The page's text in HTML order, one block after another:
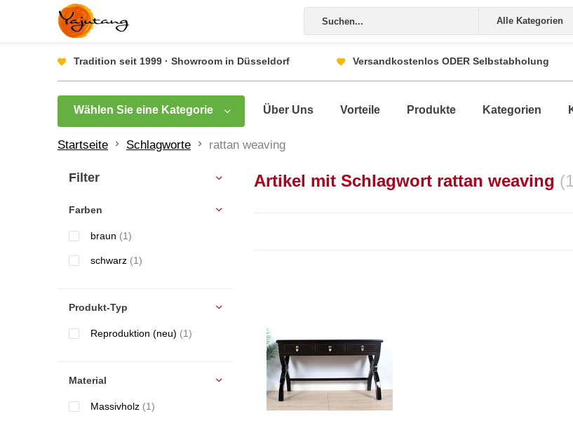
Alle Kategorien
Tradition seit 1999 · Showroom in Düsseldorf Versandkostenlos ODER Selbstabholung
Wählen Sie eine Kategorie Über Uns Vorteile Produkte Kategorien
Startseite Schlagworte rattan weaving
Artikel mit Schlagwort rattan weaving
Filter
Farben
braun (1)
schwarz (1)
Produkt-Typ
Reproduktion (neu) (1)
Material
Massivholz (1)